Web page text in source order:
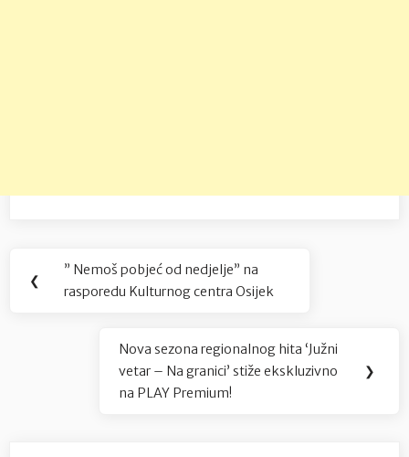
Navigacija
objava
❮
Previous
Post:
” Nemoš pobjeć od nedjelje” na
rasporedu Kulturnog centra Osijek
Next
Post:
Nova sezona regionalnog hita ‘Južni
vetar – Na granici’ stiže ekskluzivno
na PLAY Premium!
❯